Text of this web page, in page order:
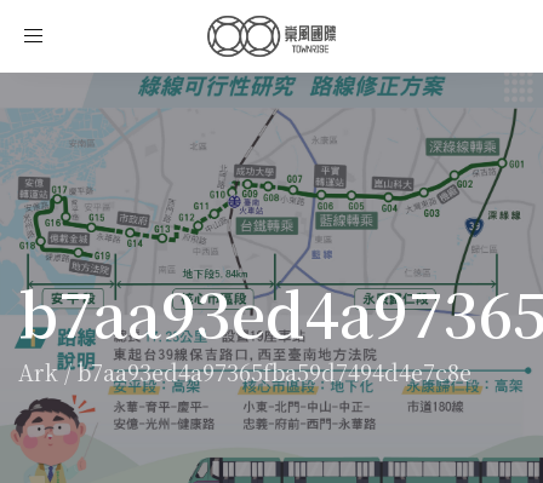
Toggle
Ark/b7aa93ed4a97365fba59d7494d4e7c8e